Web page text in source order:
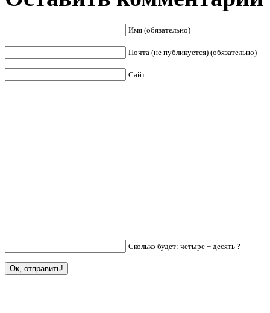
Имя (обязательно)
Почта (не публикуется) (обязательно)
Сайт
Сколько будет: четыре + десять ?